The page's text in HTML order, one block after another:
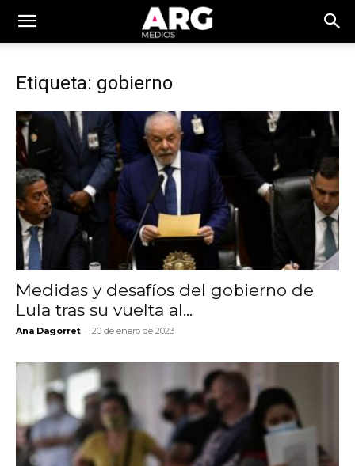
Etiqueta: gobierno
Medidas y desafíos del gobierno de
Lula tras su vuelta al...
Ana Dagorret - 20 de enero de 2023